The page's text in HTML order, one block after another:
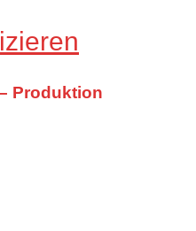
Produktion